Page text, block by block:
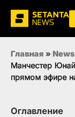
Главная » News
Манчестер
прямом эфире
Оглавление